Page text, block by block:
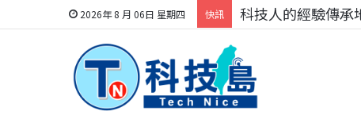
2026年 8 月 06日 星期四 快訊 科技人的經驗傳承